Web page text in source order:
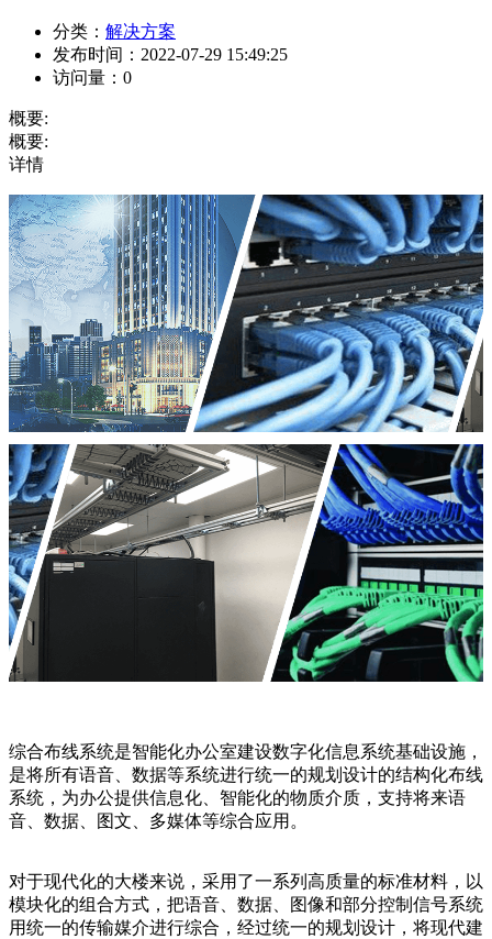
分类： 解决方案
发布时间： 2022-07-29 15:49:25
访问量： 0
概要:
概要:
详情
综合布线系统是智能化办公室建设数字化信息系统基础设施，
是将所有语音、数据等系统进行统一的规划设计的结构化布线
系统，为办公提供信息化、智能化的物质介质，支持将来语
音、数据、图文、多媒体等综合应用。
对于现代化的大楼来说，采用了一系列高质量的标准材料，以
模块化的组合方式，把语音、数据、图像和部分控制信号系统
用统一的传输媒介进行综合，经过统一的规划设计，将现代建